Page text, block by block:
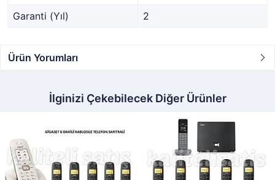
Garanti (Yıl)
2
Ürün Yorumları
İlginizi Çekebilecek Diğer Ürünler